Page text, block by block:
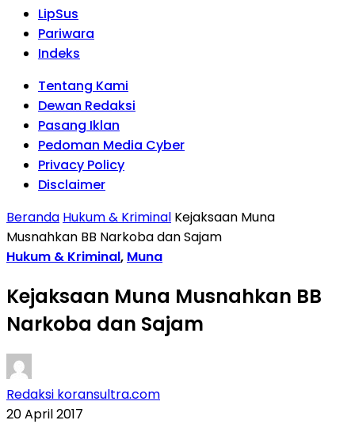
LipSus
Pariwara
Indeks
Tentang Kami
Dewan Redaksi
Pasang Iklan
Pedoman Media Cyber
Privacy Policy
Disclaimer
Beranda Hukum & Kriminal Kejaksaan Muna
Musnahkan BB Narkoba dan Sajam
Hukum & Kriminal, Muna
Kejaksaan Muna Musnahkan BB
Narkoba dan Sajam
Redaksi koransultra.com
20 April 2017